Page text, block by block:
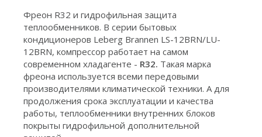
Фреон R32 и гидрофильная защита
теплообменников. В серии бытовых
кондиционеров Leberg Brannen LS-12BRN/LU-
12BRN, компрессор работает на самом
современном хладагенте - R32. Такая марка
фреона используется всеми передовыми
производителями климатической техники. А для
продолжения срока эксплуатации и качества
работы, теплообменники внутренних блоков
покрыты гидрофильной дополнительной